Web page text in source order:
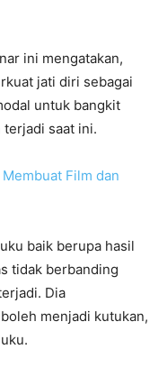
ini mengatakan,
jati diri sebagai
untuk bangkit
saat ini.
Film dan
baik berupa hasil
tidak berbanding
Dia
menjadi kutukan,